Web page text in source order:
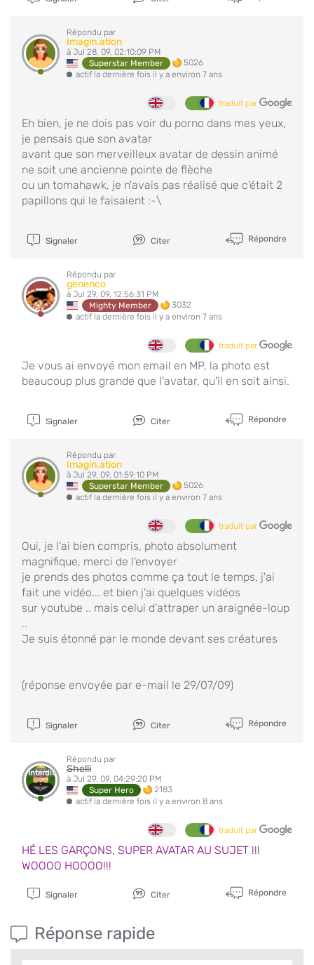
Répondu par
Imagin.ation
à Jul 28, 09, 02:10:09 PM
Superstar Member
5026
actif la dernière fois il y a environ 7 ans
traduit par
Eh bien, je ne dois pas voir du porno dans mes yeux,
je pensais que son avatar
avant que son merveilleux avatar de dessin animé
ne soit une ancienne pointe de flèche
ou un tomahawk, je n'avais pas réalisé que c'était 2
papillons qui le faisaient :-\
Signaler Citer Répondre
Répondu par
genenco
à Jul 29, 09, 12:56:31 PM
Mighty Member
3032
actif la dernière fois il y a environ 7 ans
traduit par
Je vous ai envoyé mon email en MP, la photo est
beaucoup plus grande que l'avatar, qu'il en soit ainsi.
Signaler Citer Répondre
Répondu par
Imagin.ation
à Jul 29, 09, 01:59:10 PM
Superstar Member
5026
actif la dernière fois il y a environ 7 ans
traduit par
Oui, je l'ai bien compris, photo absolument
magnifique, merci de l'envoyer
je prends des photos comme ça tout le temps, j'ai
fait une vidéo... et bien j'ai quelques vidéos
sur youtube .. mais celui d'attraper un araignée-loup
..
Je suis étonné par le monde devant ses créatures
(réponse envoyée par e-mail le 29/07/09)
Signaler Citer Répondre
Interdit
Répondu par
Shelli
à Jul 29, 09, 04:29:20 PM
Super Hero
2183
actif la dernière fois il y a environ 8 ans
traduit par
HÉ LES GARÇONS, SUPER AVATAR AU SUJET !!!
WOOOO HOOOO!!!
Signaler Citer Répondre
Réponse rapide